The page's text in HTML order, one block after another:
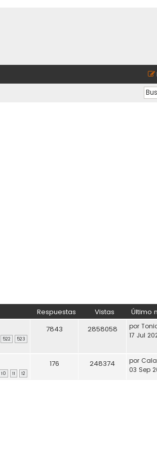
Respuestas Vistas Último
522 523
7843 2858058 por
17 Jul
10 11 12
176 248374 por
03 Sep